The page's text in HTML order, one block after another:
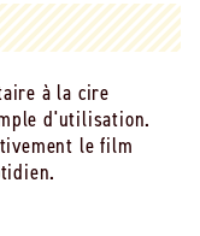
à la cire
d'utilisation.
le film